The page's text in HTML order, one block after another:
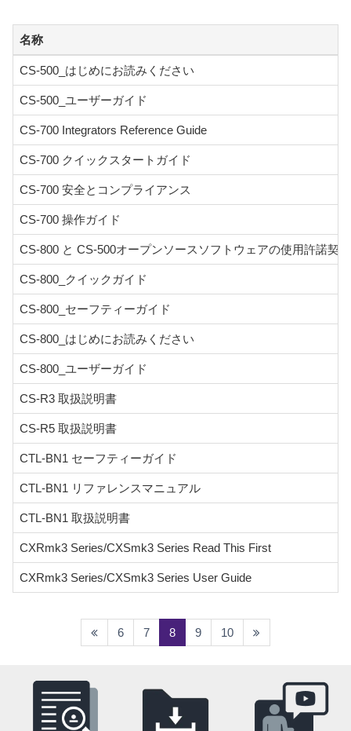
Keyword
名称
CS-500_はじめにお読みください
CS-500_ユーザーガイド
CS-700 Integrators Reference Guide
CS-700 クイックスタートガイド
CS-700 安全とコンプライアンス
CS-700 操作ガイド
CS-800 と CS-500オープンソースソフトウェアの使用許諾契
CS-800_クイックガイド
CS-800_セーフティーガイド
CS-800_はじめにお読みください
CS-800_ユーザーガイド
CS-R3 取扱説明書
CS-R5 取扱説明書
CTL-BN1 セーフティーガイド
CTL-BN1 リファレンスマニュアル
CTL-BN1 取扱説明書
CXRmk3 Series/CXSmk3 Series Read This First
CXRmk3 Series/CXSmk3 Series User Guide
6 7 8(current)
9 10